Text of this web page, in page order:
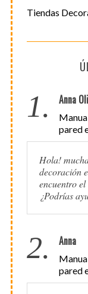
Tiendas
1. Anna
pared
Hola!
decoración
encuentro
¿Podrías
2. Anna
pared